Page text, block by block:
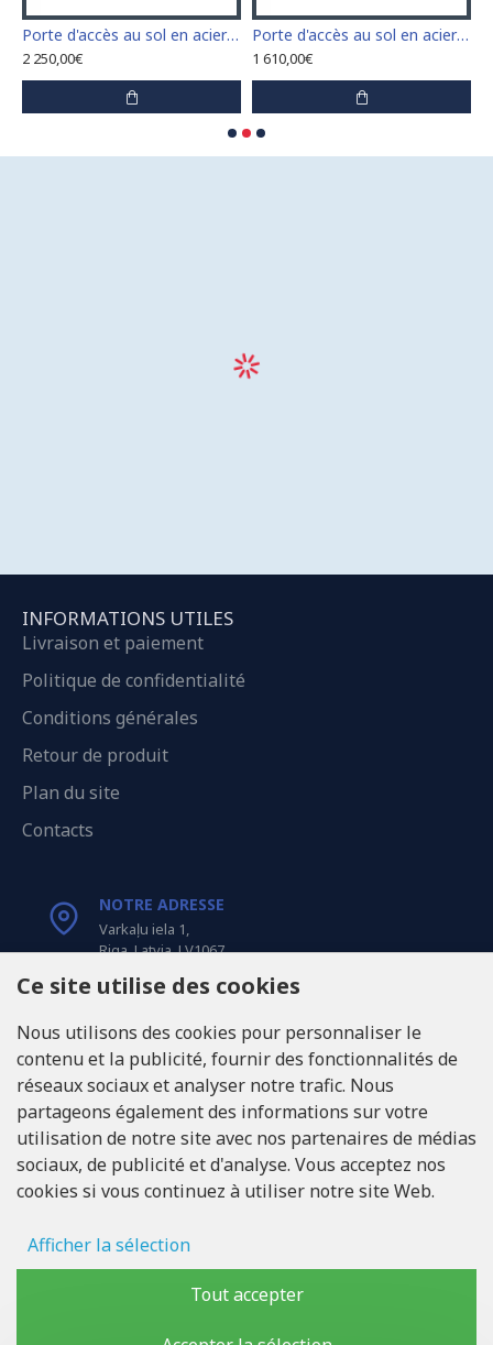
Porte d'accès au sol en acier inoxydable 120 cm x 120 cm pour intérieur et extérieur
2 250,00€
Porte d'accès au sol en acier inoxydable 60 cm x 100 cm pour intérieur et extérieur
1 610,00€
INFORMATIONS UTILES
Livraison et paiement
Politique de confidentialité
Conditions générales
Retour de produit
Plan du site
Contacts
NOTRE ADRESSE
Varkaļu iela 1,
Riga, Latvia, LV1067
Tel: +371 20371100
INFO@LUKONS.COM
COORDONNÉES DE L'ENTREPRISE
RITONE Sarl
Numéro de TVA LV40103717618
Ce site utilise des cookies
Nous utilisons des cookies pour personnaliser le
contenu et la publicité, fournir des fonctionnalités de
réseaux sociaux et analyser notre trafic. Nous
partageons également des informations sur votre
utilisation de notre site avec nos partenaires de médias
sociaux, de publicité et d'analyse. Vous acceptez nos
cookies si vous continuez à utiliser notre site Web.
Afficher la sélection
Stockage des publicités
Données d'utilisateur
Tout accepter